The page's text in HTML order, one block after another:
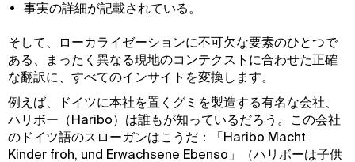
事実の詳細が記載されている。
そして、ローカライゼーションに不可欠な要素のひとつで
ある、まったく異なる現地のコンテクストに合わせた正確
な翻訳に、すべてのインサイトを変換します。
例えば、ドイツに本社を置くグミを製造する有名な会社、
ハリボー（Haribo）は誰もが知っているだろう。この会社
のドイツ語のスローガンはこうだ：「Haribo Macht
Kinder froh, und Erwachsene Ebenso」（ハリボーは子供